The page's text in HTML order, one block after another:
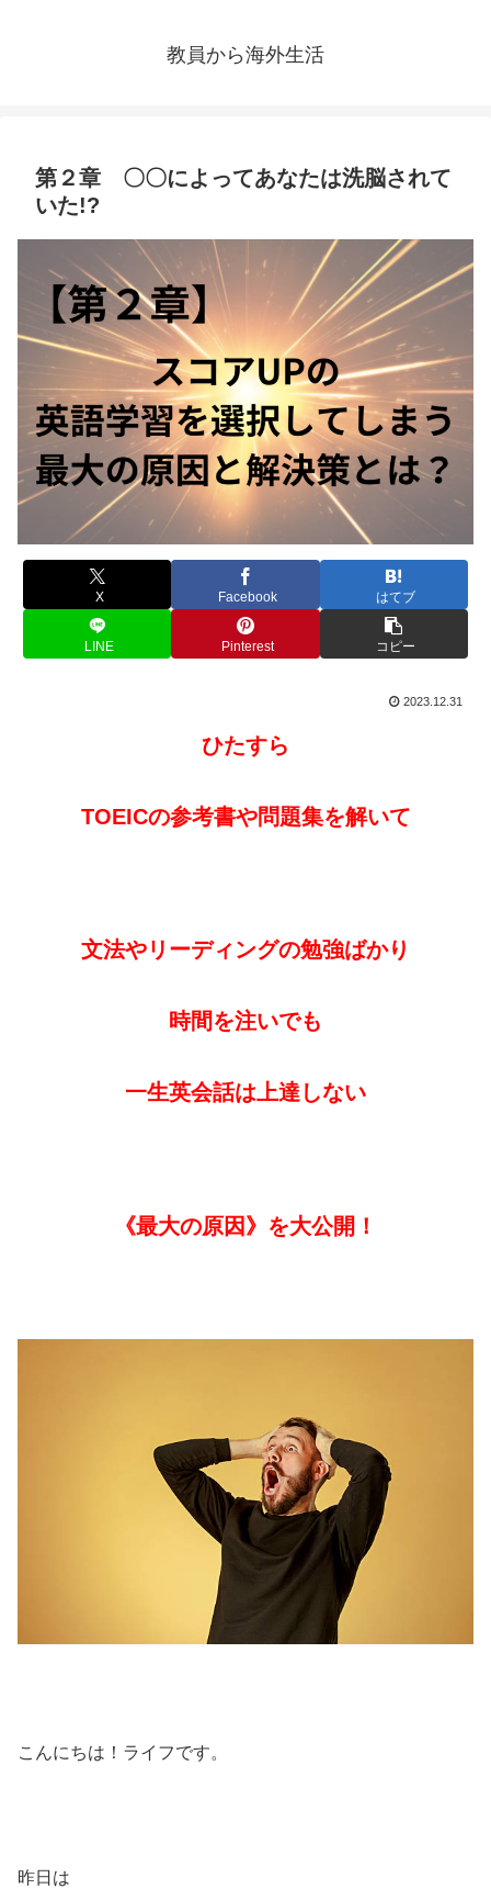
教員から海外生活
第２章 〇〇によってあなたは洗脳されて
いた!?
X Facebook はてブ
LINE Pinterest コピー
2023.12.31
ひたすら
TOEICの参考書や問題集を解いて
文法やリーディングの勉強ばかり
時間を注いでも
一生英会話は上達しない
《最大の原因》を大公開！
こんにちは！ライフです。
昨日は